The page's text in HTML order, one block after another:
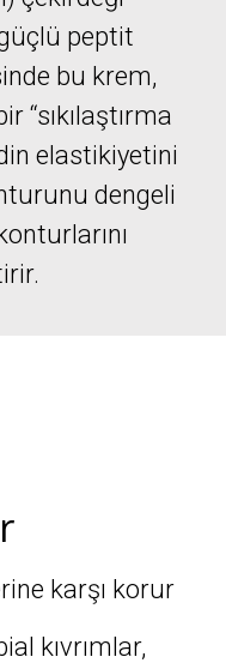
peptit
bu krem,
“sıkılaştırma
elastikiyetini
dengeli
karşı korur
kıvrımlar,